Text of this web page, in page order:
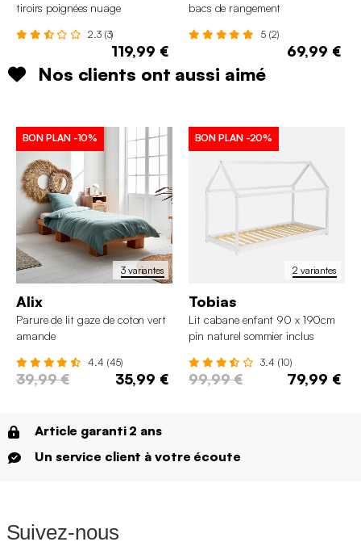
tiroirs poignées nuage
2.3 (3)
119,99 €
bacs de rangement
5 (2)
69,99 €
Nos clients ont aussi aimé
3 variantes
BON PLAN -10%
Alix
Parure de lit gaze de coton vert
amande
4.4 (45)
39,99 € 35,99 €
2 variantes
BON PLAN -20%
Tobias
Lit cabane enfant 90 x 190cm
pin naturel sommier inclus
3.4 (10)
99,99 € 79,99 €
Article garanti 2 ans
Un service client à votre écoute
Suivez-nous